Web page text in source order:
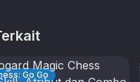
Go Go